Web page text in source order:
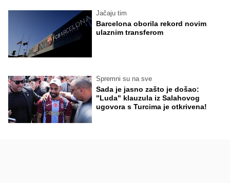
Jačaju tim
Barcelona oborila rekord novim
ulaznim transferom
Spremni su na sve
Sada je jasno zašto je došao:
"Luda" klauzula iz Salahovog
ugovora s Turcima je otkrivena!